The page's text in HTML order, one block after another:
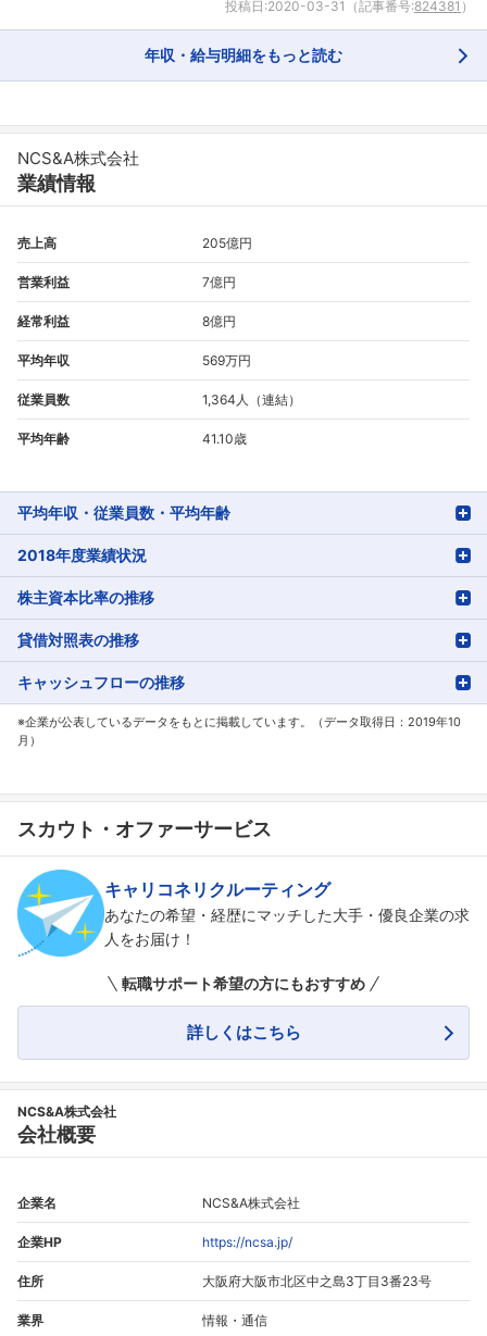
フォローしました
こちらの企業もフォローしませんか？
投稿日:2020-03-31 （記事番号:824381 ）
年収・給与明細をもっと読む
NCS&A株式会社
業績情報
売上高 205億円
営業利益 7億円
経常利益 8億円
平均年収 569万円
従業員数 1,364人（連結）
平均年齢 41.10歳
平均年収・従業員数・平均年齢
2018年度業績状況
株主資本比率の推移
貸借対照表の推移
キャッシュフローの推移
※企業が公表しているデータをもとに掲載しています。（データ取得日：2019年10
月）
スカウト・オファーサービス
キャリコネリクルーティング
あなたの希望・経歴にマッチした大手・優良企業の求
人をお届け！
転職サポート希望の方にもおすすめ
詳しくはこちら
NCS&A株式会社
会社概要
企業名 NCS&A株式会社
企業HP https://ncsa.jp/
住所 大阪府大阪市北区中之島3丁目3番23号
業界 情報・通信